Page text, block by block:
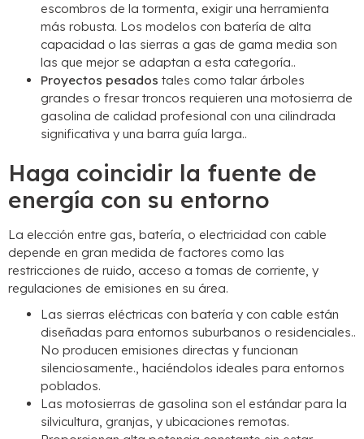
escombros de la tormenta, exigir una herramienta
más robusta. Los modelos con batería de alta
capacidad o las sierras a gas de gama media son
las que mejor se adaptan a esta categoría..
Proyectos pesados tales como talar árboles
grandes o fresar troncos requieren una motosierra de
gasolina de calidad profesional con una cilindrada
significativa y una barra guía larga..
Haga coincidir la fuente de
energía con su entorno
La elección entre gas, batería, o electricidad con cable
depende en gran medida de factores como las
restricciones de ruido, acceso a tomas de corriente, y
regulaciones de emisiones en su área.
Las sierras eléctricas con batería y con cable están
diseñadas para entornos suburbanos o residenciales..
No producen emisiones directas y funcionan
silenciosamente., haciéndolos ideales para entornos
poblados.
Las motosierras de gasolina son el estándar para la
silvicultura, granjas, y ubicaciones remotas.